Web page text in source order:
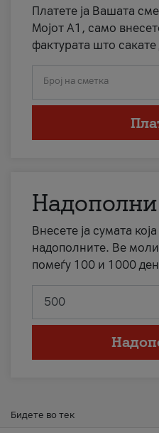
Платете ја Вашата
Мојот А1, само
фактурата што сакате
Број на сметка
Внесете ја сумата
надополните. Ве
помеѓу 100 и 1000
Бидете во тек